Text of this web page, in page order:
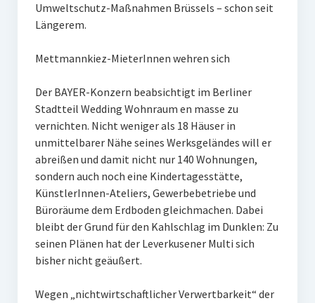
Umweltschutz-Maßnahmen Brüssels – schon seit
Längerem.
Mettmannkiez-MieterInnen wehren sich
Der BAYER-Konzern beabsichtigt im Berliner
Stadtteil Wedding Wohnraum en masse zu
vernichten. Nicht weniger als 18 Häuser in
unmittelbarer Nähe seines Werksgeländes will er
abreißen und damit nicht nur 140 Wohnungen,
sondern auch noch eine Kindertagesstätte,
KünstlerInnen-Ateliers, Gewerbebetriebe und
Büroräume dem Erdboden gleichmachen. Dabei
bleibt der Grund für den Kahlschlag im Dunklen: Zu
seinen Plänen hat der Leverkusener Multi sich
bisher nicht geäußert.
Wegen „nichtwirtschaftlicher Verwertbarkeit“ der